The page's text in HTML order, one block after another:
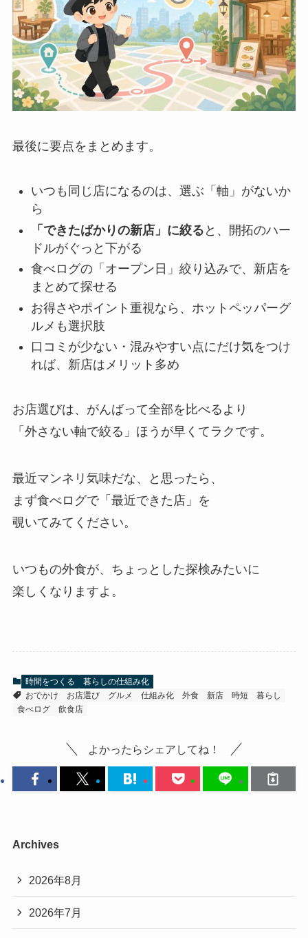
最後に要点をまとめます。
いつも同じ店になるのは、選ぶ「軸」がないか
ら
「できたばかりの新店」に絞る と、開拓のハー
ドルがぐっと下がる
食べログの「オープン日」絞り込みで、新店を
まとめて探せる
お得さやポイント重視なら、ホットペッパーグ
ルメも選択肢
口コミが少ない・混みやすい点にだけ気をつけ
れば、新店はメリット多め
お店選びは、がんばって全部を比べるより
「外さない軸で絞る」ほうが早くてラクです。
最近マンネリ気味だな、と思ったら、
まず食べログで「最近できた店」を
覗いてみてください。
いつもの外食が、ちょっとした探検みたいに
楽しくなりますよ。
時間をつくる
暮らしの仕組み化
おでかけ
お店選び グルメ 仕組み化 外食 新店 時短
暮らし
食べログ
飲食店
よかったらシェアしてね！
Archives
2026年8月
2026年7月